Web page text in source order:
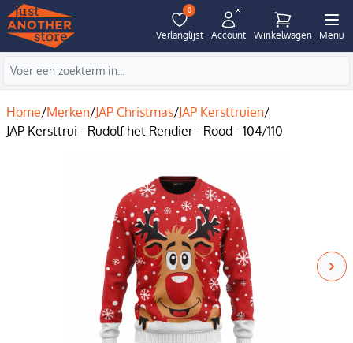
0
Verlanglijst Account Winkelwagen Menu
Home/Merken/JAP Christmas/JAP Kersttruien/
JAP Kersttrui - Rudolf het Rendier - Rood - 104/110